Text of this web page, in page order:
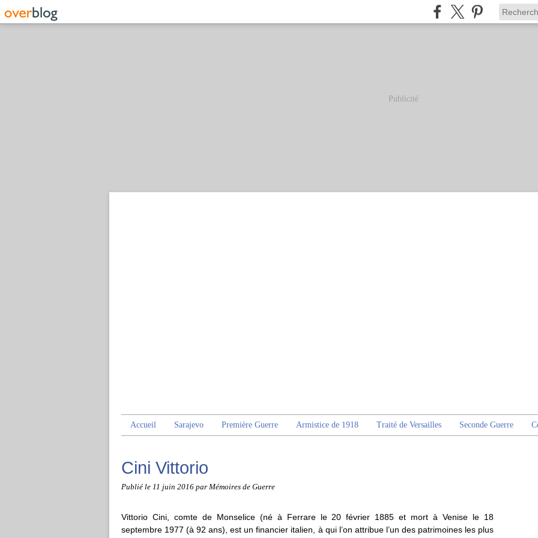
Publicité
Accueil Sarajevo Première Guerre Armistice de 1918 Traité de Versailles Seconde Guerre
Cini Vittorio
Publié le 11 juin 2016 par Mémoires de Guerre
Vittorio Cini, comte de Monselice (né à Ferrare le 20 février 1885 et mort à Venise le 18
septembre 1977 (à 92 ans), est un financier italien, à qui l’on attribue l’un des patrimoines les plus